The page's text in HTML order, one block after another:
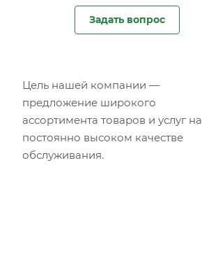
Задать вопрос
Цель нашей компании —
предложение широкого
ассортимента товаров и услуг на
постоянно высоком качестве
обслуживания.